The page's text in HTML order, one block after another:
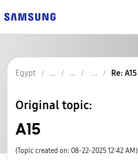
Egypt Re: A15
Original topic:
A15
(Topic created on: 08-22-2025 12:42 AM)